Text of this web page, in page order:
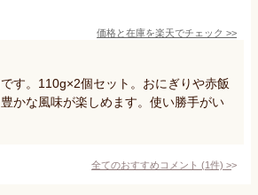
価格と在庫を楽天でチェック >>
す。110g×2個セット。おにぎりや赤飯
かな風味が楽しめます。使い勝手がい
全てのおすすめコメント (1件) >